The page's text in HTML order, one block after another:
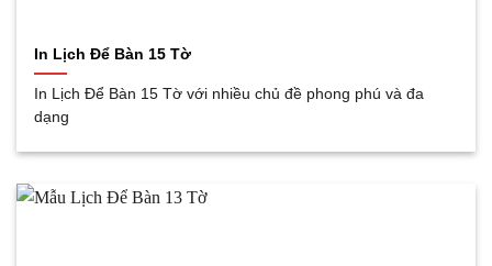
In Lịch Để Bàn 15 Tờ
In Lịch Để Bàn 15 Tờ với nhiều chủ đề phong phú và đa
dạng